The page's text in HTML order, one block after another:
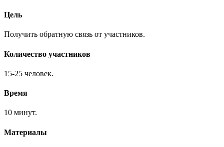
Цель
Получить обратную связь от участников.
Количество участников
15-25 человек.
Время
10 минут.
Материалы